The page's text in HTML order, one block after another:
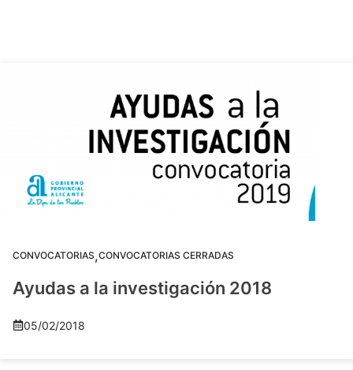
CONVOCATORIAS,CONVOCATORIAS CERRADAS
Ayudas a la investigación 2018
05/02/2018